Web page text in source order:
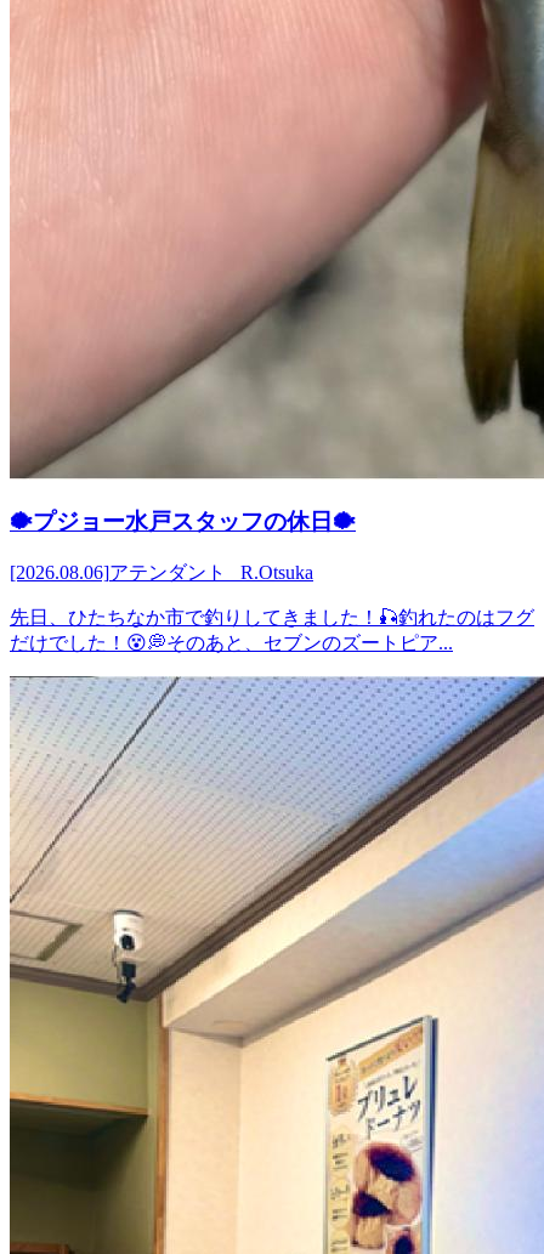
🐡プジョー水戸スタッフの休日🐡
[2026.08.06]アテンダント R.Otsuka
先日、ひたちなか市で釣りしてきました！🎣釣れたのはフグ
だけでした！😵💭そのあと、セブンのズートピア...